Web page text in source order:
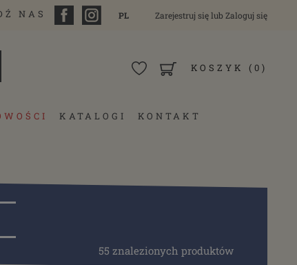
NAS PL Zarejestruj sięlub Zaloguj się
KOSZYK (0)
KATALOGI KONTAKT
55 znalezionych produktów